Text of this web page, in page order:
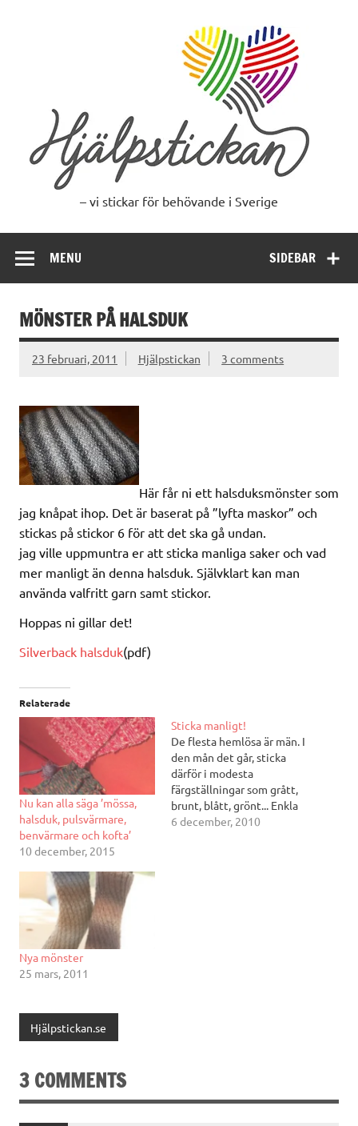
– vi stickar för behövande i Sverige
SIDEBAR
MENU
MÖNSTER PÅ HALSDUK
23 februari, 2011 Hjälpstickan 3 comments
Här får ni ett halsduksmönster som
jag knåpat ihop. Det är baserat på ”lyfta maskor” och
stickas på stickor 6 för att det ska gå undan.
jag ville uppmuntra er att sticka manliga saker och vad
mer manligt än denna halsduk. Självklart kan man
använda valfritt garn samt stickor.
Hoppas ni gillar det!
Silverback halsduk(pdf)
Relaterade
Nu kan alla säga ’mössa,
halsduk, pulsvärmare,
benvärmare och kofta’
10 december, 2015
Sticka manligt!
De flesta hemlösa är män. I
den mån det går, sticka
därför i modesta
färgställningar som grått,
brunt, blått, grönt... Enkla
mössor har vi mönster på
6 december, 2010
Nya mönster
25 mars, 2011
Hjälpstickan.se
3 COMMENTS